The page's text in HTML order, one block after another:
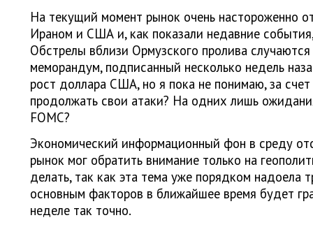
На текущий момент рынок очень настороженно
Ираном и США и, как показали недавние
Обстрелы вблизи Ормузского пролива случаются
меморандум, подписанный несколько недель
рост доллара США, но я пока не понимаю, за
продолжать свои атаки? На одних лишь
FOMC?
Экономический информационный фон в среду
рынок мог обратить внимание только на
делать, так как эта тема уже порядком надоела
основным факторов в ближайшее время будет
неделе так точно.